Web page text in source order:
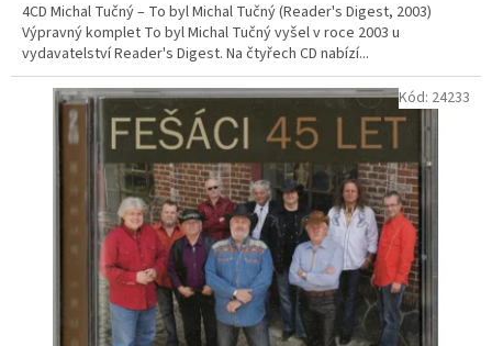
4CD Michal Tučný – To byl Michal Tučný (Reader's Digest, 2003)
Výpravný komplet To byl Michal Tučný vyšel v roce 2003 u
vydavatelství Reader's Digest. Na čtyřech CD nabízí...
Kód: 24233